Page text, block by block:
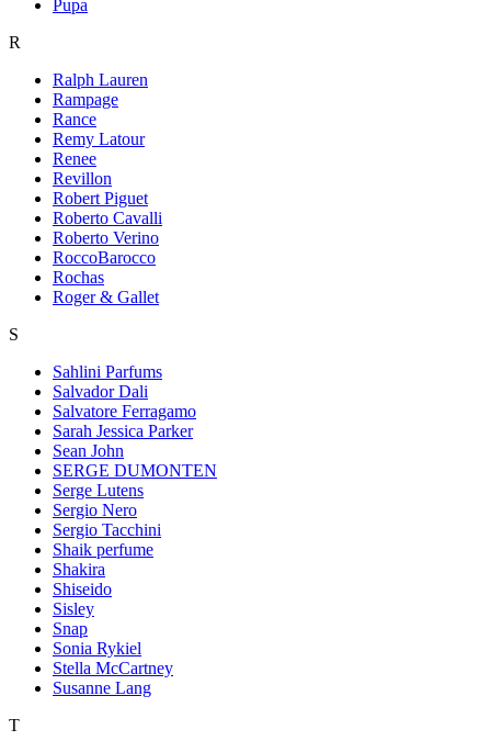
Pupa
R
Ralph Lauren
Rampage
Rance
Remy Latour
Renee
Revillon
Robert Piguet
Roberto Cavalli
Roberto Verino
RoccoBarocco
Rochas
Roger & Gallet
S
Sahlini Parfums
Salvador Dali
Salvatore Ferragamo
Sarah Jessica Parker
Sean John
SERGE DUMONTEN
Serge Lutens
Sergio Nero
Sergio Tacchini
Shaik perfume
Shakira
Shiseido
Sisley
Snap
Sonia Rykiel
Stella McCartney
Susanne Lang
T